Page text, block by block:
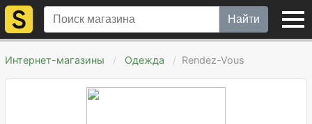
Найти
Интернет-магазины Одежда Rendez-Vous